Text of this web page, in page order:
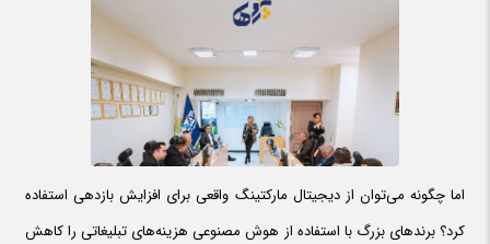
اما چگونه می‌توان از دیجیتال مارکتینگ واقعی برای افزایش بازدهی استفاده
کرد؟ برندهای بزرگ با استفاده از هوش مصنوعی هزینه‌های تبلیغاتی را کاهش